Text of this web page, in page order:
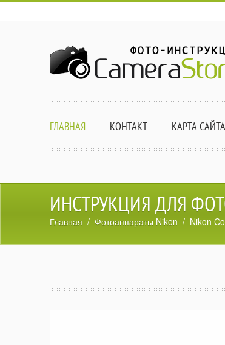
ГЛАВНАЯ КОНТАКТ КАРТА САЙТА
ИНСТРУКЦИЯ ДЛЯ
Главная / Фотоаппараты Nikon / Nikon